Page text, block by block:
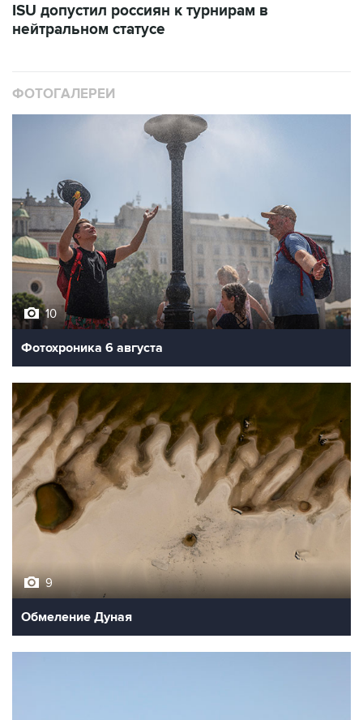
ISU допустил россиян к турнирам в
нейтральном статусе
ФОТОГАЛЕРЕИ
10
Фотохроника 6 августа
9
Обмеление Дуная